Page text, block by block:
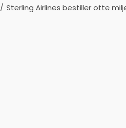
Sterling Airlines bestiller otte